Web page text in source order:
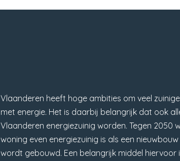
Vlaanderen heeft hoge ambities om veel
met energie. Het is daarbij belangrijk dat ook
Vlaanderen energiezuinig worden. Tegen 2050
woning even energiezuinig is als een
wordt gebouwd. Een belangrijk middel hiervoor